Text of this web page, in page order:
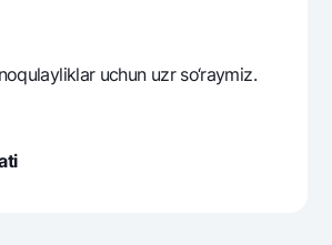
kuzatib boring
uchun uzr so‘raymiz.